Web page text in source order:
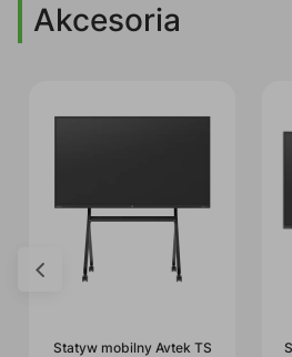
Akcesoria
Statyw mobilny Avtek TS